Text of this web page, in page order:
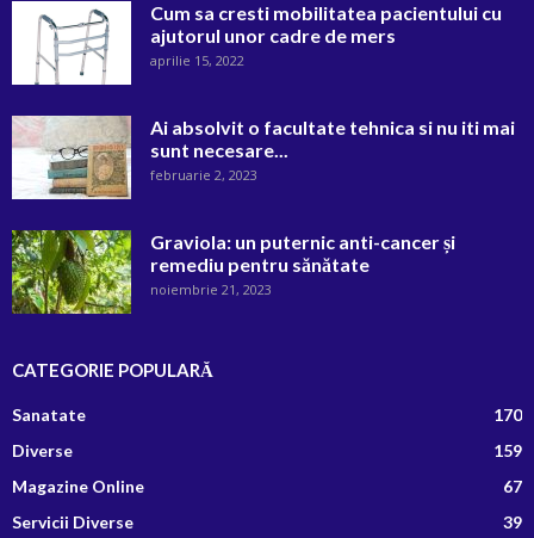
Cum sa cresti mobilitatea pacientului cu
ajutorul unor cadre de mers
aprilie 15, 2022
Ai absolvit o facultate tehnica si nu iti mai
sunt necesare...
februarie 2, 2023
Graviola: un puternic anti-cancer și
remediu pentru sănătate
noiembrie 21, 2023
CATEGORIE POPULARĂ
Sanatate
170
Diverse
159
Magazine Online
67
Servicii Diverse
39